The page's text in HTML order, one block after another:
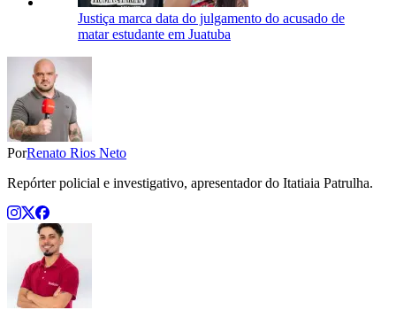
Justiça marca data do julgamento do acusado de
matar estudante em Juatuba
PorRenato Rios Neto
Repórter policial e investigativo, apresentador do Itatiaia Patrulha.